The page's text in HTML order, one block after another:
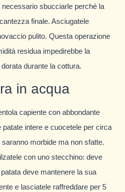
sbucciarle perché la
finale. Asciugatele
pulito. Questa operazione
residua impedirebbe la
durante la cottura.
in acqua
capiente con abbondante
intere e cuocetele per circa
morbide ma non sfatte.
con uno stecchino: deve
deve mantenere la sua
e lasciatele raffreddare per 5